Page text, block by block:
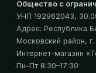
Общество с
УНП 192962043,
Адрес: Республика
Московский район,
Интернет-магазин «
Пн–Пт 8:30–17:30